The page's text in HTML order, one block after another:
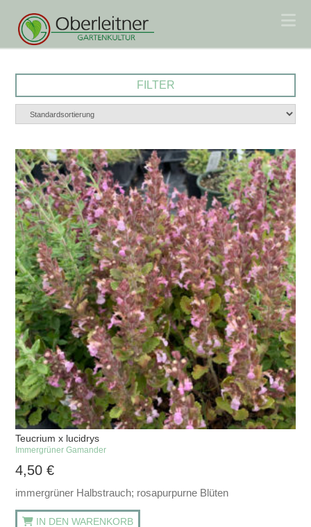
FILTER
Teucrium x lucidrys
Immergrüner Gamander
4,50€
immergrüner Halbstrauch; rosapurpurne Blüten
IN DEN WARENKORB